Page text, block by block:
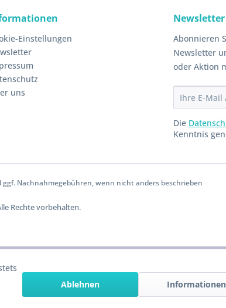
Einstellungen
uns
Newsletter
Abonnieren
Newsletter
oder Aktion
Die
Kenntnis
ggf. Nachnahmegebühren, wenn nicht anders beschrieben
Rechte vorbehalten.
Ablehnen Informationen